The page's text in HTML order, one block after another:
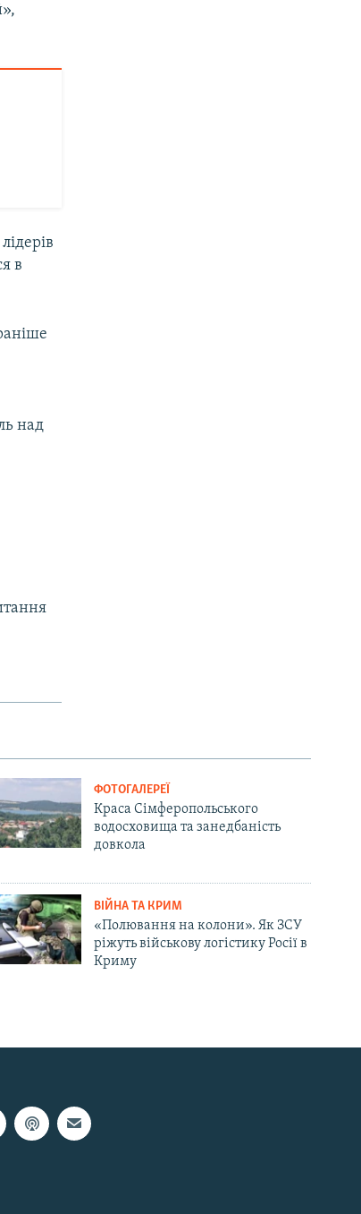
в
над
ФОТОГАЛЕРЕЇ
Краса Сімферопольського
водосховища та занедбаність
довкола
ВІЙНА ТА КРИМ
«Полювання на колони». Як ЗСУ
ріжуть військову логістику Росії в
Криму